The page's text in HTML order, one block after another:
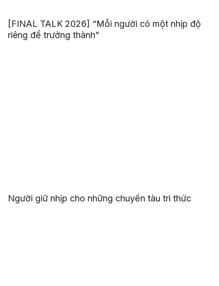
[FINAL TALK 2026] “Mỗi người có một nhịp độ
riêng để trưởng thành”
Người giữ nhịp cho những chuyến tàu tri thức